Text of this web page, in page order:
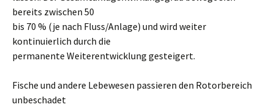
bereits zwischen 50
bis 70 % (je nach Fluss/Anlage) und wird weiter
kontinuierlich durch die
permanente Weiterentwicklung gesteigert.
Fische und andere Lebewesen passieren den Rotorbereich
unbeschadet